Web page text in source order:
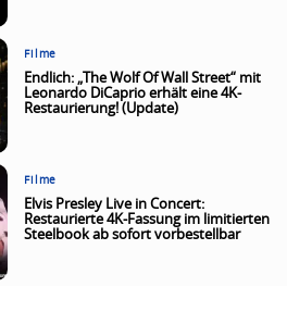
Filme
Endlich: „The Wolf Of Wall Street“ mit
Leonardo DiCaprio erhält eine 4K-
Restaurierung! (Update)
Filme
Elvis Presley Live in Concert:
Restaurierte 4K-Fassung im limitierten
Steelbook ab sofort vorbestellbar